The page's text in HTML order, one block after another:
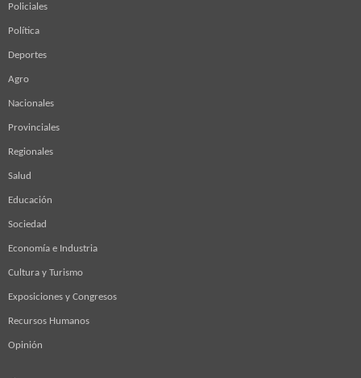
Policiales
Política
Deportes
Agro
Nacionales
Provinciales
Regionales
Salud
Educación
Sociedad
Economía e Industria
Cultura y Turismo
Exposiciones y Congresos
Recursos Humanos
Opinión